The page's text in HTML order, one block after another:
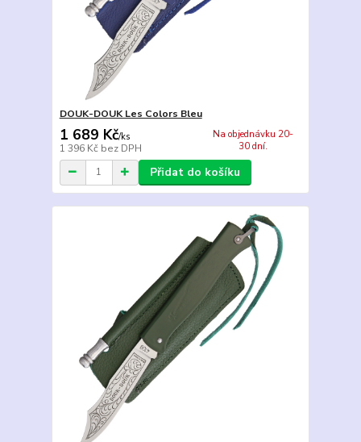
DOUK-DOUK Les Colors Bleu
1 689 Kč/ks
1 396 Kč bez DPH
Na objednávku 20-
30 dní.
Přidat do košíku